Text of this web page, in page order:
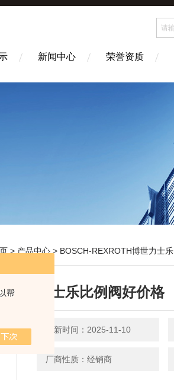
帮
新闻中心 荣誉资质
> 产品中心 > BOSCH-REXROTH博世力士乐
力士乐比例阀好价格
更新时间：2025-11-10
厂商性质：经销商